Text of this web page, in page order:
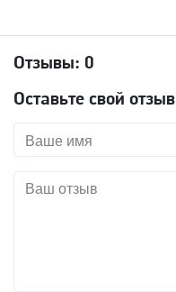
Отзывы: 0
Оставьте свой отзыв